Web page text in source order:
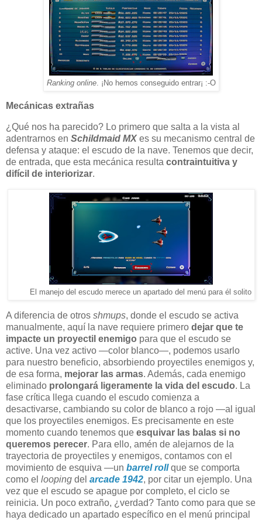
Ranking online. ¡No hemos conseguido entrar¡ :-O
Mecánicas extrañas
¿Qué nos ha parecido? Lo primero que salta a la vista al
adentrarnos en Schildmaid MX es su mecanismo central de
defensa y ataque: el escudo de la nave. Tenemos que decir,
de entrada, que esta mecánica resulta contraintuitiva y
difícil de interiorizar.
El manejo del escudo merece un apartado del menú para él solito
A diferencia de otros shmups, donde el escudo se activa
manualmente, aquí la nave requiere primero dejar que te
impacte un proyectil enemigo para que el escudo se
active. Una vez activo —color blanco—, podemos usarlo
para nuestro beneficio, absorbiendo proyectiles enemigos y,
de esa forma, mejorar las armas. Además, cada enemigo
eliminado prolongará ligeramente la vida del escudo. La
fase crítica llega cuando el escudo comienza a
desactivarse, cambiando su color de blanco a rojo —al igual
que los proyectiles enemigos. Es precisamente en este
momento cuando tenemos que esquivar las balas si no
queremos perecer. Para ello, amén de alejarnos de la
trayectoria de proyectiles y enemigos, contamos con el
movimiento de esquiva —un barrel rollque se comporta
como el looping del arcade 1942, por citar un ejemplo. Una
vez que el escudo se apague por completo, el ciclo se
reinicia. Un poco extraño, ¿verdad? Tanto como para que se
haya dedicado un apartado específico en el menú principal